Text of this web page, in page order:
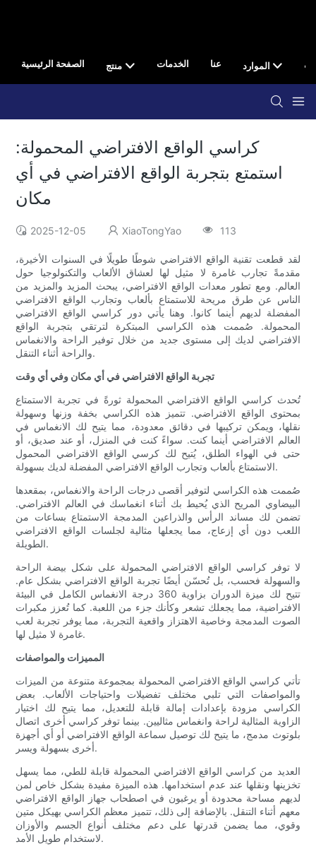
الصفحة الرئيسية منتج الخدمات عنا الموارد
كراسي الواقع الافتراضي المحمولة:
استمتع بتجربة الواقع الافتراضي في أي
مكان
2025-12-05 XiaoTongYao 113
لقد قطعت تقنية الواقع الافتراضي شوطًا طويلًا في السنوات الأخيرة،
مقدمةً تجارب غامرة لا مثيل لها لعشاق الألعاب والتكنولوجيا حول
العالم. ومع تطور معدات الواقع الافتراضي، يبحث المزيد والمزيد من
الناس عن طرق مريحة للاستمتاع بألعاب وتجارب الواقع الافتراضي
المفضلة لديهم أينما كانوا. وهنا يأتي دور كراسي الواقع الافتراضي
المحمولة. صُممت هذه الكراسي المبتكرة لترتقي بتجربة الواقع
الافتراضي لديك إلى مستوى جديد من خلال توفير الراحة والانغماس
والراحة أثناء التنقل.
تجربة الواقع الافتراضي في أي مكان وفي أي وقت
تُحدث كراسي الواقع الافتراضي المحمولة ثورةً في تجربة الاستمتاع
بمحتوى الواقع الافتراضي. تتميز هذه الكراسي بخفة وزنها وسهولة
نقلها، ويمكن تركيبها في دقائق معدودة، مما يتيح لك الانغماس في
العالم الافتراضي أينما كنت. سواءً كنت في المنزل، أو عند صديق، أو
حتى في الهواء الطلق، يُتيح لك كرسي الواقع الافتراضي المحمول
الاستمتاع بألعاب وتجارب الواقع الافتراضي المفضلة لديك بسهولة.
صُممت هذه الكراسي لتوفير أقصى درجات الراحة والانغماس، بمقعدها
البيضاوي المريح الذي يُحيط بك أثناء انغماسك في العالم الافتراضي.
تضمن لك مساند الرأس والذراعين المدمجة الاستمتاع بساعات من
اللعب دون أي إزعاج، مما يجعلها مثالية لجلسات الواقع الافتراضي
الطويلة.
لا توفر كراسي الواقع الافتراضي المحمولة على شكل بيضة الراحة
والسهولة فحسب، بل تُحسّن أيضًا تجربة الواقع الافتراضي بشكل عام.
تتيح لك ميزة الدوران بزاوية 360 درجة الانغماس الكامل في البيئة
الافتراضية، مما يجعلك تشعر وكأنك جزء من اللعبة. كما تُعزز مكبرات
الصوت المدمجة وخاصية الاهتزاز واقعية التجربة، مما يوفر تجربة لعب
غامرة لا مثيل لها.
المميزات والمواصفات
تأتي كراسي الواقع الافتراضي المحمولة بمجموعة متنوعة من الميزات
والمواصفات التي تلبي مختلف تفضيلات واحتياجات الألعاب. بعض
الكراسي مزودة بإعدادات إمالة قابلة للتعديل، مما يتيح لك اختيار
الزاوية المثالية لراحة وانغماس مثاليين. بينما توفر كراسي أخرى اتصال
بلوتوث مدمج، ما يتيح لك توصيل سماعة الواقع الافتراضي أو أي أجهزة
أخرى بسهولة ويسر.
العديد من كراسي الواقع الافتراضي المحمولة قابلة للطي، مما يسهل
تخزينها ونقلها عند عدم استخدامها. هذه الميزة مفيدة بشكل خاص لمن
لديهم مساحة محدودة أو يرغبون في اصطحاب جهاز الواقع الافتراضي
معهم أثناء التنقل. بالإضافة إلى ذلك، تتميز معظم الكراسي بهيكل متين
وقوي، مما يضمن قدرتها على دعم مختلف أنواع الجسم والأوزان
لاستخدام طويل الأمد.